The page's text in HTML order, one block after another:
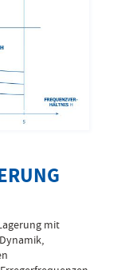
mit